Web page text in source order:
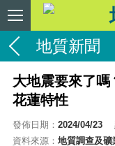
地質新聞
大地震要來了
花蓮特性
發佈日期： 2024/04/23
資料來源： 地質調查及礦